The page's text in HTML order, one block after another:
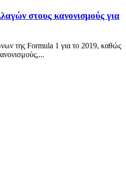
στους κανονισμούς για
της Formula 1 για το 2019, καθώς